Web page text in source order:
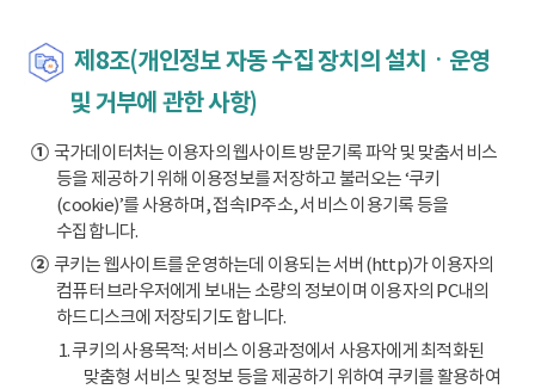
제8조(개인정보 자동 수집 장치의 설치ㆍ운영
및 거부에 관한 사항)
①국가데이터처는 이용자의 웹사이트 방문기록 파악 및 맞춤서비스
등을 제공하기 위해 이용정보를 저장하고 불러오는 ‘쿠키
(cookie)’를 사용하며, 접속IP주소, 서비스 이용기록 등을
수집합니다.
②쿠키는 웹사이트를 운영하는데 이용되는 서버(http)가 이용자의
컴퓨터 브라우저에게 보내는 소량의 정보이며 이용자의 PC내의
하드디스크에 저장되기도 합니다.
1. 쿠키의 사용목적: 서비스 이용과정에서 사용자에게 최적화된
맞춤형 서비스 및 정보 등을 제공하기 위하여 쿠키를 활용하여